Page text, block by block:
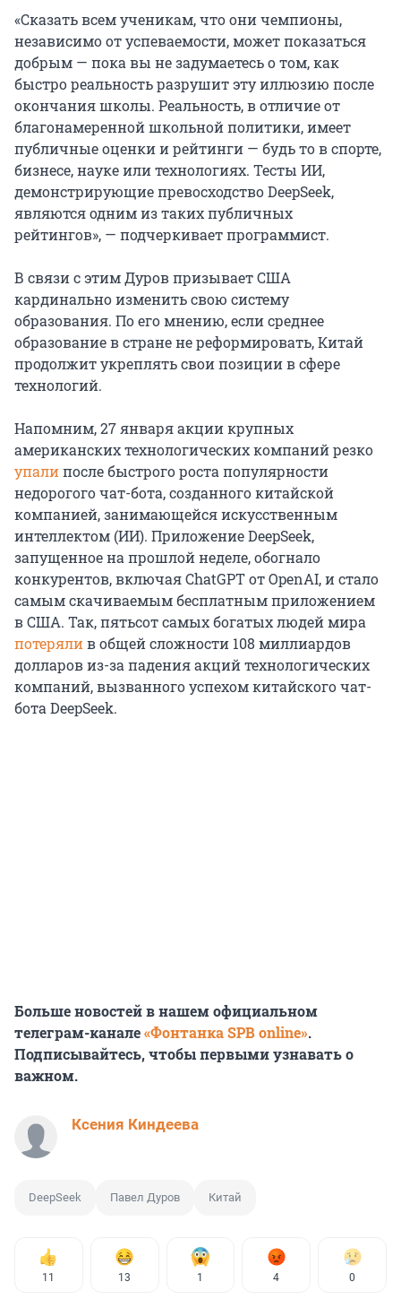
«Сказать всем ученикам, что они чемпионы,
независимо от успеваемости, может показаться
добрым — пока вы не задумаетесь о том, как
быстро реальность разрушит эту иллюзию после
окончания школы. Реальность, в отличие от
благонамеренной школьной политики, имеет
публичные оценки и рейтинги — будь то в спорте,
бизнесе, науке или технологиях. Тесты ИИ,
демонстрирующие превосходство DeepSeek,
являются одним из таких публичных
рейтингов», — подчеркивает программист.
В связи с этим Дуров призывает США
кардинально изменить свою систему
образования. По его мнению, если среднее
образование в стране не реформировать, Китай
продолжит укреплять свои позиции в сфере
технологий.
Напомним, 27 января акции крупных
американских технологических компаний резко
упалипосле быстрого роста популярности
недорогого чат-бота, созданного китайской
компанией, занимающейся искусственным
интеллектом (ИИ). Приложение DeepSeek,
запущенное на прошлой неделе, обогнало
конкурентов, включая ChatGPT от OpenAI, и стало
самым скачиваемым бесплатным приложением
в США. Так, пятьсот самых богатых людей мира
потерялив общей сложности 108 миллиардов
долларов из-за падения акций технологических
компаний, вызванного успехом китайского чат-
бота DeepSeek.
Больше новостей в нашем официальном
телеграм-канале«Фонтанка SPB online».
Подписывайтесь, чтобы первыми узнавать о
важном.
Ксения Киндеева
DeepSeek Павел Дуров Китай
11 13 1 4 0